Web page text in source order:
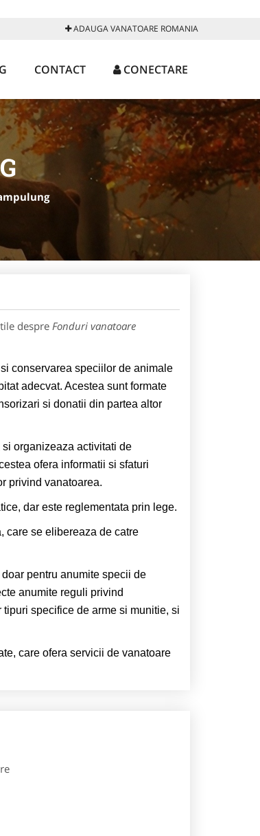
ADAUGA VANATOARE ROMANIA
CONTACT CONECTARE
despre Fonduri vanatoare
conservarea speciilor de animale
adecvat. Acestea sunt formate
si donatii din partea altor
organizeaza activitati de
ofera informatii si sfaturi
privind vanatoarea.
dar este reglementata prin lege.
care se elibereaza de catre
pentru anumite specii de
anumite reguli privind
specifice de arme si munitie, si
care ofera servicii de vanatoare